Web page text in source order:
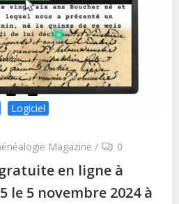
Logiciel
Magazine / 0
en ligne à
le 5 novembre 2024 à